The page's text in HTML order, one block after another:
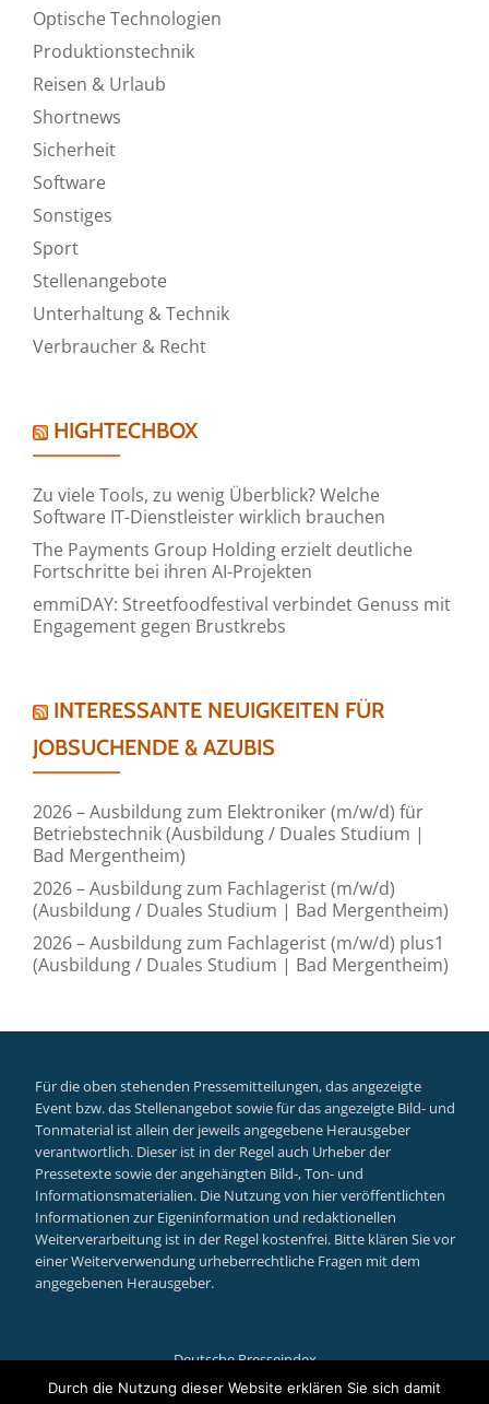
Optische Technologien
Produktionstechnik
Reisen & Urlaub
Shortnews
Sicherheit
Software
Sonstiges
Sport
Stellenangebote
Unterhaltung & Technik
Verbraucher & Recht
HIGHTECHBOX
Zu viele Tools, zu wenig Überblick? Welche
Software IT-Dienstleister wirklich brauchen
The Payments Group Holding erzielt deutliche
Fortschritte bei ihren AI-Projekten
emmiDAY: Streetfoodfestival verbindet Genuss mit
Engagement gegen Brustkrebs
INTERESSANTE NEUIGKEITEN FÜR
JOBSUCHENDE & AZUBIS
2026 – Ausbildung zum Elektroniker (m/w/d) für
Betriebstechnik (Ausbildung / Duales Studium |
Bad Mergentheim)
2026 – Ausbildung zum Fachlagerist (m/w/d)
(Ausbildung / Duales Studium | Bad Mergentheim)
2026 – Ausbildung zum Fachlagerist (m/w/d) plus1
(Ausbildung / Duales Studium | Bad Mergentheim)
Für die oben stehenden Pressemitteilungen, das angezeigte
Event bzw. das Stellenangebot sowie für das angezeigte Bild- und
Tonmaterial ist allein der jeweils angegebene Herausgeber
verantwortlich. Dieser ist in der Regel auch Urheber der
Pressetexte sowie der angehängten Bild-, Ton- und
Informationsmaterialien. Die Nutzung von hier veröffentlichten
Informationen zur Eigeninformation und redaktionellen
Weiterverarbeitung ist in der Regel kostenfrei. Bitte klären Sie vor
einer Weiterverwendung urheberrechtliche Fragen mit dem
angegebenen Herausgeber.
Deutsche Presseindex
Secondary
Durch die Nutzung dieser Website erklären Sie sich damit